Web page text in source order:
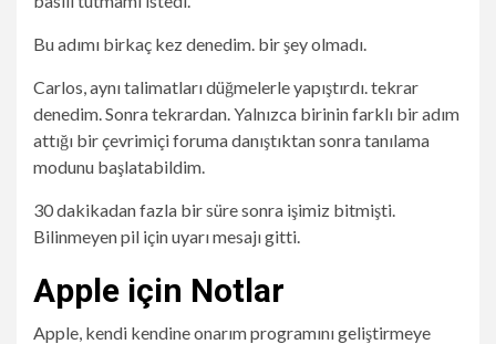
Bu adımı birkaç kez denedim. bir şey olmadı.
Carlos, aynı talimatları düğmelerle yapıştırdı. tekrar
denedim. Sonra tekrardan. Yalnızca birinin farklı bir adım
attığı bir çevrimiçi foruma danıştıktan sonra tanılama
modunu başlatabildim.
30 dakikadan fazla bir süre sonra işimiz bitmişti.
Bilinmeyen pil için uyarı mesajı gitti.
Apple için Notlar
Apple, kendi kendine onarım programını geliştirmeye